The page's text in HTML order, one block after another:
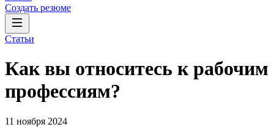
Создать резюме
Статьи
Как вы относитесь к рабочим
профессиям?
11 ноября 2024